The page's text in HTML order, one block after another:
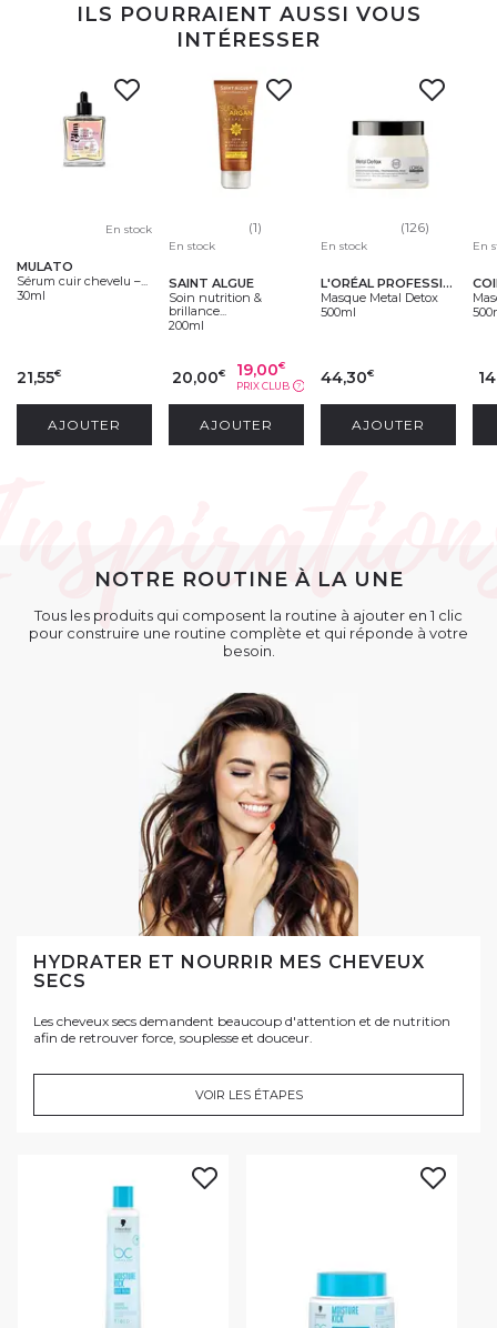
ILS POURRAIENT AUSSI VOUS
INTÉRESSER
En stock
MULATO
Sérum cuir chevelu –...
30ml
21,55€
AJOUTER
(1)
En stock
SAINT ALGUE
Soin nutrition &
brillance...
200ml
20,00€ 19,00€
PRIX CLUB ?
AJOUTER
(126)
En stock
L'ORÉAL PROFESSIONNEL
Masque Metal Detox
500ml
44,30€
AJOUTER
En
NOTRE ROUTINE À LA UNE
Tous les produits qui composent la routine à ajouter en 1 clic
pour construire une routine complète et qui réponde à votre
besoin.
HYDRATER ET NOURRIR MES CHEVEUX
SECS
Les cheveux secs demandent beaucoup d'attention et de nutrition
afin de retrouver force, souplesse et douceur.
VOIR LES ÉTAPES